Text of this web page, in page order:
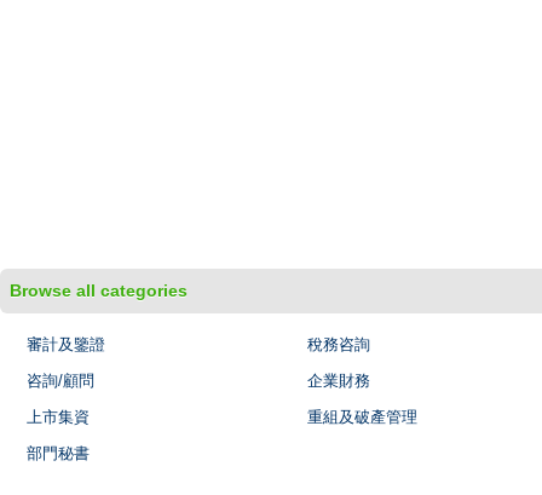
Browse all categories
審計及鑒證
稅務咨詢
咨詢/顧問
企業財務
上市集資
重組及破產管理
部門秘書